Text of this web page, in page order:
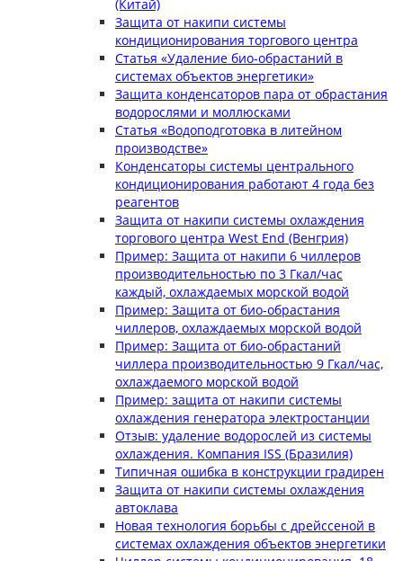
(Китай)
Защита от накипи системы
кондиционирования торгового центра
Статья «Удаление био-обрастаний в
системах объектов энергетики»
Защита конденсаторов пара от обрастания
водорослями и моллюсками
Статья «Водоподготовка в литейном
производстве»
Конденсаторы системы центрального
кондиционирования работают 4 года без
реагентов
Защита от накипи системы охлаждения
торгового центра West End (Венгрия)
Пример: Защита от накипи 6 чиллеров
производительностью по 3 Гкал/час
каждый, охлаждаемых морской водой
Пример: Защита от био-обрастания
чиллеров, охлаждаемых морской водой
Пример: Защита от био-обрастаний
чиллера производительностью 9 Гкал/час,
охлаждаемого морской водой
Пример: защита от накипи системы
охлаждения генератора электростанции
Отзыв: удаление водорослей из системы
охлаждения. Компания ISS (Бразилия)
Типичная ошибка в конструкции градирен
Защита от накипи системы охлаждения
автоклава
Новая технология борьбы с дрейссеной в
системах охлаждения объектов энергетики